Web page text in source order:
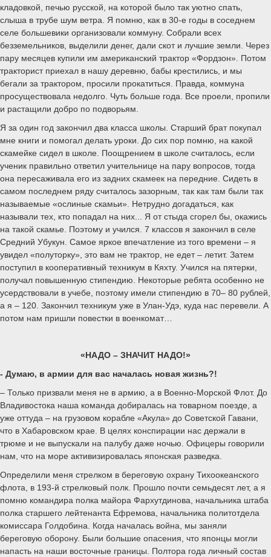
кладовкой, печью русской, на которой было так уютно спать,
слыша в трубе шум ветра. Я помню, как в 30-е годы в соседнем
селе большевики организовали коммуну. Собрали всех
безземельников, выделили денег, дали скот и лучшие земли. Через
пару месяцев купили им американский трактор «Фордзон». Потом
тракторист приехал в нашу деревню, бабы крестились, и мы
бегали за трактором, просили прокатиться. Правда, коммуна
просуществовала недолго. Чуть больше года. Все проели, пропили
и растащили добро по подворьям.
Я за один год закончил два класса школы. Старший брат покупал
мне книги и помогал делать уроки. До сих пор помню, на какой
скамейке сидел в школе. Поощрением в школе считалось, если
ученик правильно ответил учительнице на пару вопросов, тогда
она пересаживала его из задних скамеек на передние. Сидеть в
самом последнем ряду считалось зазорным, так как там были так
называемые «ослиные скамьи». Нетрудно догадаться, как
называли тех, кто попадал на них... Я от стыда сгорел бы, окажись
на такой скамье. Поэтому и учился. 7 классов я закончил в селе
Средний Убукун. Самое яркое впечатление из того времени – я
увидел «полуторку», это вам не трактор, не едет – летит. Затем
поступил в кооперативный техникум в Кяхту. Учился на пятерки,
получал повышенную стипендию. Некоторые ребята особенно не
усердствовали в учебе, поэтому имели стипендию в 70– 80 рублей,
а я – 120. Закончил техникум уже в Улан-Удэ, куда нас перевели. А
потом нам пришли повестки в военкомат…
«НАДО – ЗНАЧИТ НАДО!»
- Думаю, в армии для вас началась новая жизнь?!
– Только призвали меня не в армию, а в Военно-Морской Флот. До
Владивостока наша команда добиралась на товарном поезде, а
уже оттуда – на грузовом корабле «Акула» до Советской Гавани,
что в Хабаровском крае. В целях конспирации нас держали в
трюме и не выпускали на палубу даже ночью. Офицеры говорили
нам, что на море активизировалась японская разведка.
Определили меня стрелком в береговую охрану Тихоокеанского
флота, в 193-й стрелковый полк. Прошло почти семьдесят лет, а я
помню командира полка майора Фархутдинова, начальника штаба
полка старшего лейтенанта Ефремова, начальника политотдела
комиссара Голдобина. Когда началась война, мы заняли
береговую оборону. Были большие опасения, что японцы могли
напасть на наши восточные границы. Полтора года личный состав